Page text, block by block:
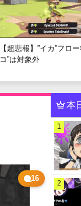
【超悲報】”イカ”フロ
コ”は対象外
16
本
1
2